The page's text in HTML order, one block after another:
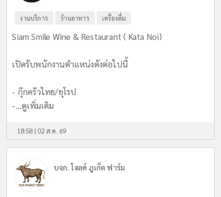
งานบริการ ร้านอาหาร เครื่องดื่ม
Siam Smile Wine & Restaurant ( Kata Noi)
เปิดรับพนักงานตำแหน่งดังต่อไปนี้
- กุ๊กครัวไทย/ยุโรป
-...ดูเพิ่มเติม
18:58 | 02 ส.ค. 69
บจก. โอลด์ ภูเก็ต ฟาร์ม